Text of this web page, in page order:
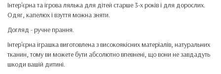
Інтер'єрна та ігрова лялька для дітей старше 3-х років і для дорослих.
Одяг, капелюх і взуття можна зняти.
Догляд - ручне прання.
Інтер'єрна іграшка виготовлена ​​з високоякісних матеріалів, натуральних
тканин, тому ви можете бути абсолютно впевнені, що вони не завдадуть
шкоди вашій дитині.